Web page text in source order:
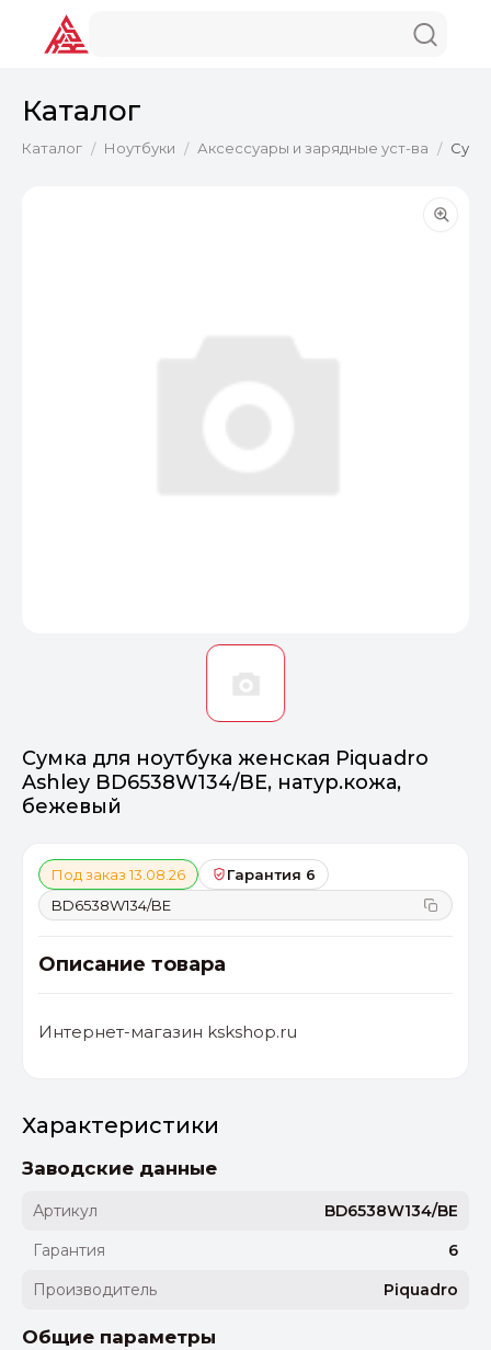
Каталог
Каталог / Ноутбуки / Аксессуары и зарядные уст-ва /
Сумка для ноутбука женская Piquadro
Ashley BD6538W134/BE, натур.кожа,
бежевый
Под заказ 13.08.26
Гарантия 6
BD6538W134/BE
Описание товара
Интернет-магазин kskshop.ru
Характеристики
Заводские данные
Артикул
BD6538W134/BE
Гарантия
6
Производитель
Piquadro
Общие параметры